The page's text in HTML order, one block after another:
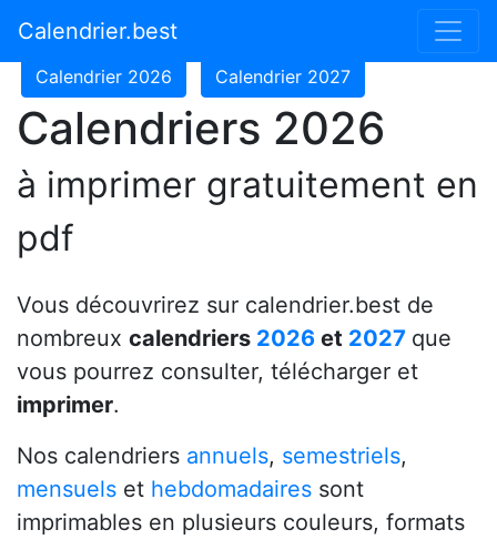
Calendrier.best
Calendrier 2024
Calendrier 2026 Calendrier 2027
Calendriers 2026
à imprimer gratuitement en
pdf
Vous découvrirez sur calendrier.best de
nombreux calendriers 2026 et 2027 que
vous pourrez consulter, télécharger et
imprimer.
Nos calendriers annuels, semestriels,
mensuels et hebdomadaires sont
imprimables en plusieurs couleurs, formats